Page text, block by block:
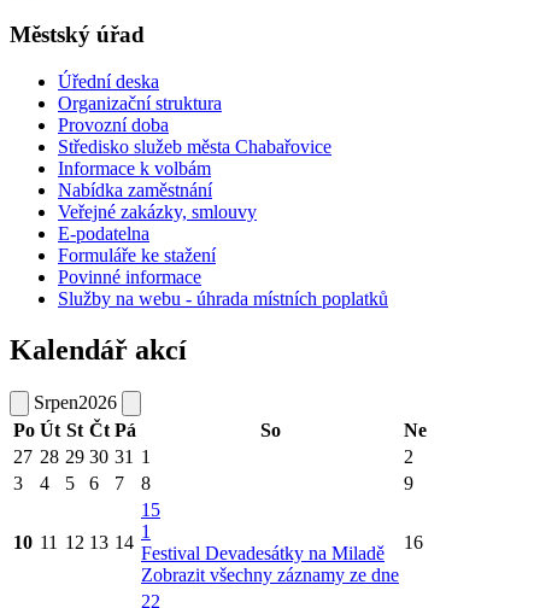
Městský úřad
Úřední deska
Organizační struktura
Provozní doba
Středisko služeb města Chabařovice
Informace k volbám
Nabídka zaměstnání
Veřejné zakázky, smlouvy
E-podatelna
Formuláře ke stažení
Povinné informace
Služby na webu - úhrada místních poplatků
Kalendář akcí
Srpen2026
Po Út St Čt Pá So
Ne
27 28 29 30 31 1
2
3
4 5 6 7 8 9
10 11 12 13 14
15
1
Festival Devadesátky na Miladě
Zobrazit všechny záznamy ze dne
16
22